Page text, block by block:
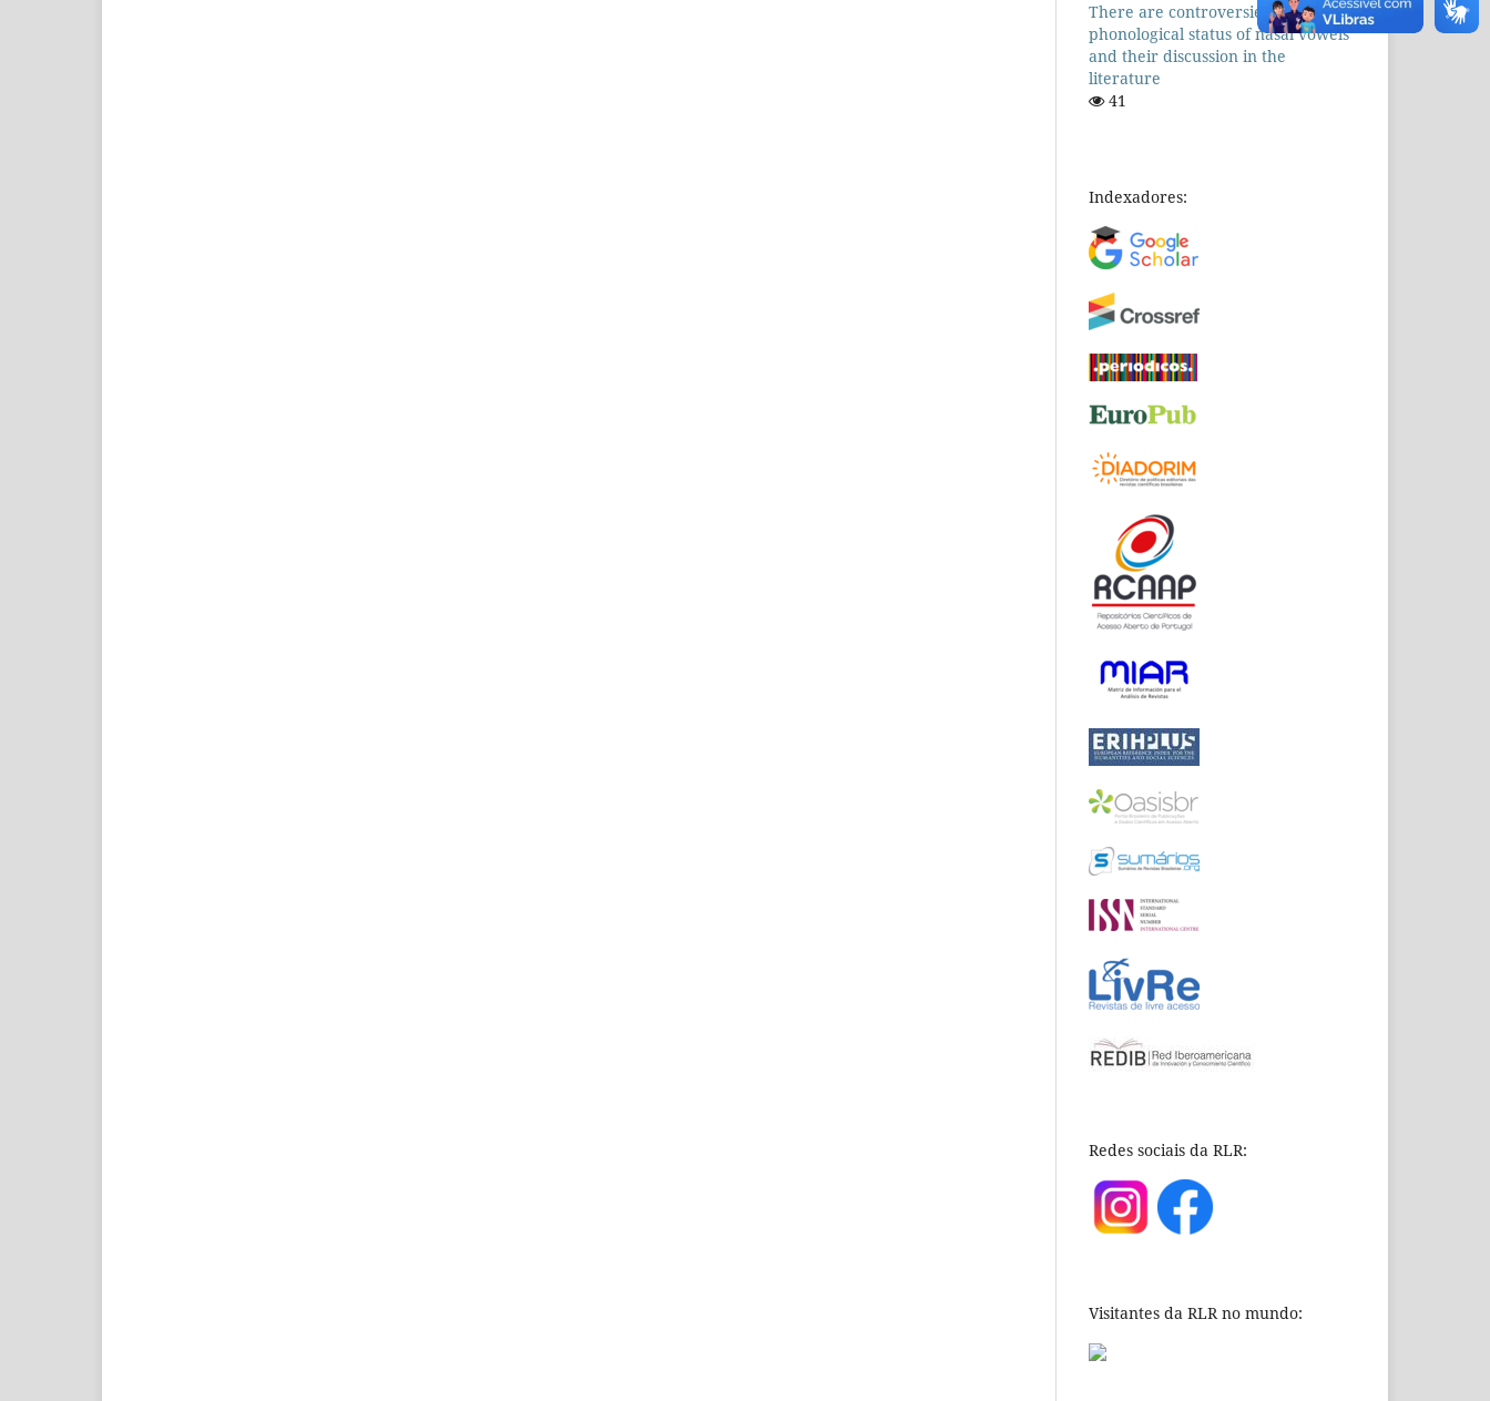
There are controversies! The
phonological status of nasal vowels
and their discussion in the
literature
41
Indexadores:
Redes sociais da RLR:
Visitantes da RLR no mundo: